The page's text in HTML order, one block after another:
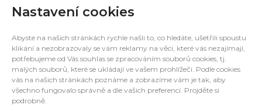
Nastavení cookies
Abyste na našich stránkách rychle našli to, co hledáte, ušetřili spoustu
klikání a nezobrazovaly se vám reklamy na věci, které vás nezajímají,
potřebujeme od Vás souhlas se zpracováním souborů cookies, tj.
malých souborů, které se ukládají ve vašem prohlížeči. Podle cookies
vás na našich stránkách poznáme a zobrazíme vám je tak, aby
všechno fungovalo správně a dle vašich preferencí. Projděte si
podrobně.
Specializujeme se na jednoúčelové stroje, hydraulické
agregáty a technická řešení na míru.
E-mail: interfluid@interfluid.com
Telefon:(+420) 595 953 879
Mobil: (+420) 606 782 769
INFORMACE PRO ZÁKAZNÍKY